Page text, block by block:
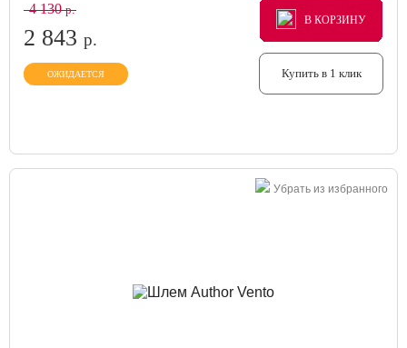
4 130р.
2 843 р.
ОЖИДАЕТСЯ
В КОРЗИНУ
В КОРЗИНУ
В КОРЗИНУ
Купить в 1 клик
Убрать из избранного